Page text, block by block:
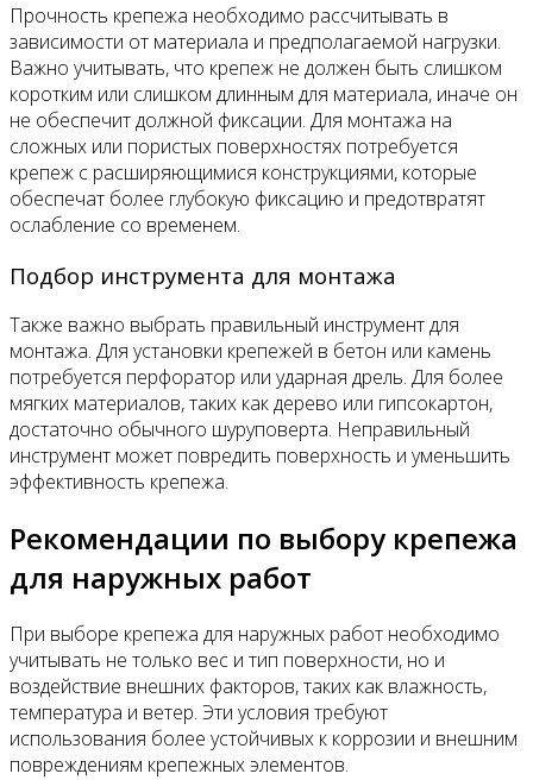
Прочность крепежа необходимо рассчитывать в
зависимости от материала и предполагаемой нагрузки.
Важно учитывать, что крепеж не должен быть слишком
коротким или слишком длинным для материала, иначе он
не обеспечит должной фиксации. Для монтажа на
сложных или пористых поверхностях потребуется
крепеж с расширяющимися конструкциями, которые
обеспечат более глубокую фиксацию и предотвратят
ослабление со временем.
Подбор инструмента для монтажа
Также важно выбрать правильный инструмент для
монтажа. Для установки крепежей в бетон или камень
потребуется перфоратор или ударная дрель. Для более
мягких материалов, таких как дерево или гипсокартон,
достаточно обычного шуруповерта. Неправильный
инструмент может повредить поверхность и уменьшить
эффективность крепежа.
Рекомендации по выбору крепежа
для наружных работ
При выборе крепежа для наружных работ необходимо
учитывать не только вес и тип поверхности, но и
воздействие внешних факторов, таких как влажность,
температура и ветер. Эти условия требуют
использования более устойчивых к коррозии и внешним
повреждениям крепежных элементов.